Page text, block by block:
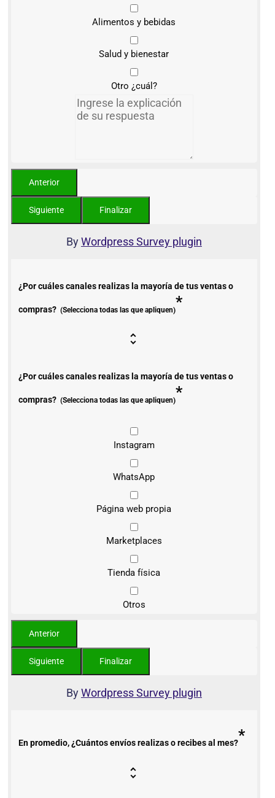
Alimentos y bebidas
Salud y bienestar
Otro ¿cuál?
ByWordpress Survey plugin
¿Por cuáles canales realizas la mayoría de tus ventas o
compras? (Selecciona todas las que apliquen)*
¿Por cuáles canales realizas la mayoría de tus ventas o
compras? (Selecciona todas las que apliquen)*
Instagram
WhatsApp
Página web propia
Marketplaces
Tienda física
Otros
ByWordpress Survey plugin
En promedio, ¿Cuántos envíos realizas o recibes al mes?*